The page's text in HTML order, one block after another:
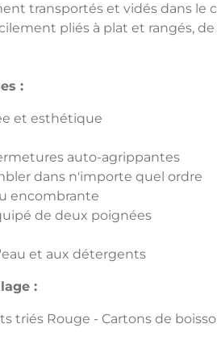
transportés et vidés dans le
pliés à plat et rangés,
:
et esthétique
auto-agrippantes
dans n'importe quel ordre
encombrante
de deux poignées
et aux détergents
:
triés Rouge - Cartons de